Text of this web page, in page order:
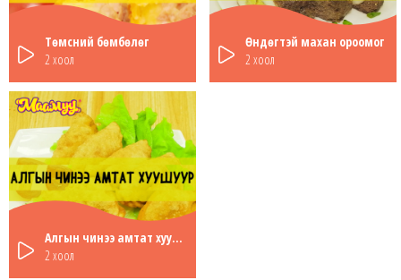
Төмсний бөмбөлөг
2 хоол
Өндөгтэй махан ороомог
2 хоол
Алгын чинээ амтат хуушуур
2 хоол